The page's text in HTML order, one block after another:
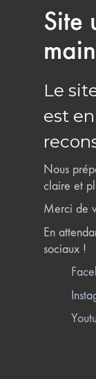
Site
Le
est
Nous
claire et
Merci de
En
sociaux !